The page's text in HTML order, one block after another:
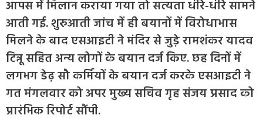
आपस में मिलान कराया गया तो सत्यता धीरे-धीरे सामने
आती गई. शुरुआती जांच में ही बयानों में विरोधाभास
मिलने के बाद एसआइटी ने मंदिर से जुड़े रामशंकर यादव
टिन्नू सहित अन्य लोगों के बयान दर्ज किए. छह दिनों में
लगभग डेढ़ सौ कर्मियों के बयान दर्ज करके एसआइटी ने
गत मंगलवार को अपर मुख्य सचिव गृह संजय प्रसाद को
प्रारंभिक रिपोर्ट सौंपी.